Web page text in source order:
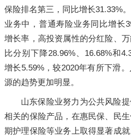
保险排名第三，同比增长31.33%
业务中，普通寿险业务同比增长
增长率，高投资属性的分红险、
比分别下降28.96%、16.68%和
增长5.59%，较2020年有所下滑
源的趋势更加明显。
山东保险业努力为公共风险
相关的保险产品，在惠民保、民
期护理保险等业务上取得显著成